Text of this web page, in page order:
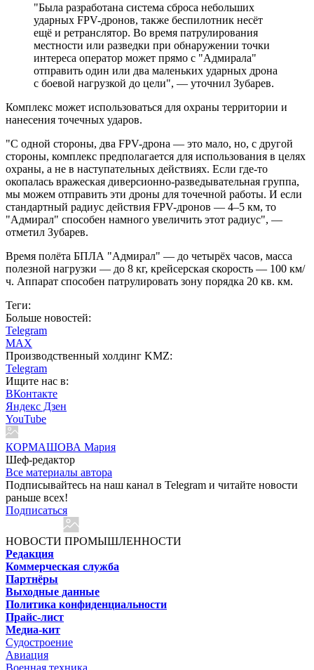
"Была разработана система сброса небольших
ударных FPV-дронов, также беспилотник несёт
ещё и ретранслятор. Во время патрулирования
местности или разведки при обнаружении точки
интереса оператор может прямо с "Адмирала"
отправить один или два маленьких ударных дрона
с боевой нагрузкой до цели", — уточнил Зубарев.
Комплекс может использоваться для охраны территории и
нанесения точечных ударов.
"С одной стороны, два FPV-дрона — это мало, но, с другой
стороны, комплекс предполагается для использования в целях
охраны, а не в наступательных действиях. Если где-то
окопалась вражеская диверсионно-разведывательная группа,
мы можем отправить эти дроны для точечной работы. И если
стандартный радиус действия FPV-дронов — 4–5 км, то
"Адмирал" способен намного увеличить этот радиус", —
отметил Зубарев.
Время полёта БПЛА "Адмирал" — до четырёх часов, масса
полезной нагрузки — до 8 кг, крейсерская скорость — 100 км/
ч. Аппарат способен патрулировать зону порядка 20 кв. км.
Теги:
Больше новостей:
Telegram
MAX
Производственный холдинг KMZ:
Telegram
Ищите нас в:
ВКонтакте
Яндекс Дзен
YouTube
КОРМАШОВА Мария
Шеф-редактор
Все материалы автора
Подписывайтесь на наш канал в Telegram и читайте новости
раньше всех!
Подписаться
НОВОСТИ ПРОМЫШЛЕННОСТИ
Редакция
Коммерческая служба
Партнёры
Выходные данные
Политика конфиденциальности
Прайс-лист
Медиа-кит
Судостроение
Авиация
Военная техника